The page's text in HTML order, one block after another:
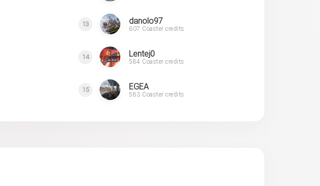
13 danolo97
607 Coaster credits
14 Lentej0
584 Coaster credits
15 EGEA
583 Coaster credits